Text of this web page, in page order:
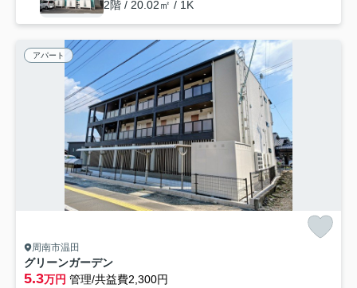
2階 / 20.02㎡ / 1K
アパート
周南市温田
グリーンガーデン
5.3万円 管理/共益費2,300円